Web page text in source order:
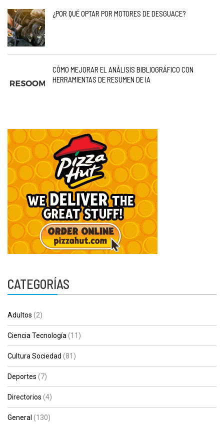
¿POR QUÉ OPTAR POR MOTORES DE DESGUACE?
CÓMO MEJORAR EL ANÁLISIS BIBLIOGRÁFICO CON
HERRAMIENTAS DE RESUMEN DE IA
CATEGORÍAS
Adultos (2)
Ciencia Tecnología (11)
Cultura Sociedad (81)
Deportes (7)
Directorios (4)
General (130)